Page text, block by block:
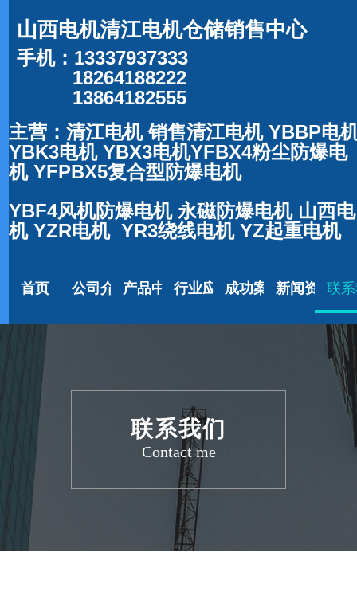
首页 公司介绍产品中心行业应用成功案例新闻资讯联
山西电机清江电机仓储销售中心
主营：清江电机 销售清江电机 YBBP电
YBK3电机 YBX3电机YFBX4粉尘防爆电
机 YFPBX5复合型防爆电机
YBF4风机防爆电机 永磁防爆电机 山西电
机 YZR电机 YR3绕线电机 YZ起重电机
手机：13337937333
18264188222
13864182555
Contact me
联系我们